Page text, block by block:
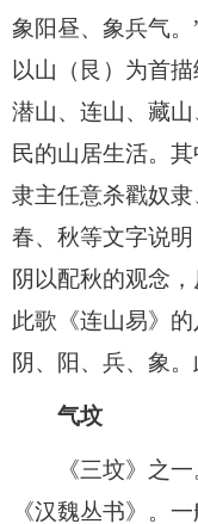
象阳昼、象兵气
以山（艮）为首
潜山、连山、藏
民的山居生活。
隶主任意杀戳奴隶
春、秋等文字说明
阴以配秋的观念
此歌《连山易》的
阴、阳、兵、象
气坟
《三坟》之一
《汉魏丛书》。